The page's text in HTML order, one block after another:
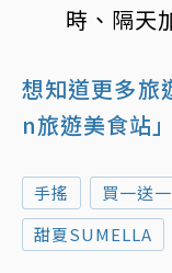
時、隔天
想知道更多旅
n旅遊美食站」
手搖 買一送一
甜夏SUMELLA